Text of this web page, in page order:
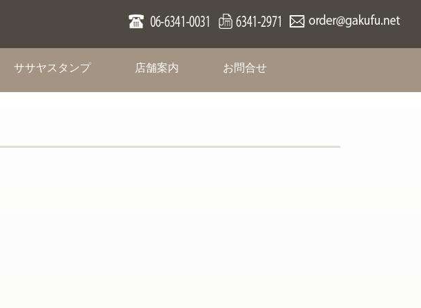
ササヤスタンプ(current) 店舗案内 お問合せ(current)